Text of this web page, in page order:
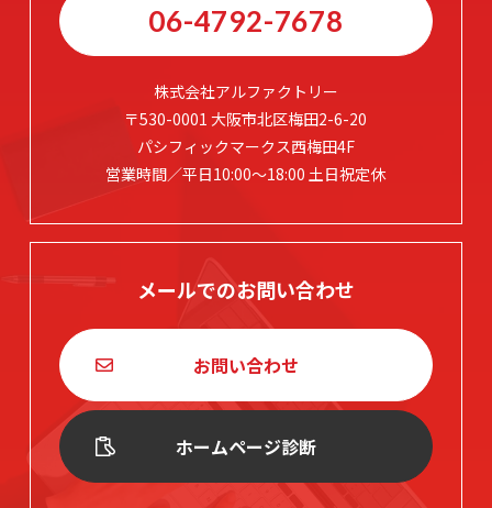
06-4792-7678
株式会社アルファクトリー
〒530-0001 大阪市北区梅田2-6-20
パシフィックマークス西梅田4F
営業時間／平日10:00～18:00 土日祝定休
メールでのお問い合わせ
お問い合わせ
ホームページ診断